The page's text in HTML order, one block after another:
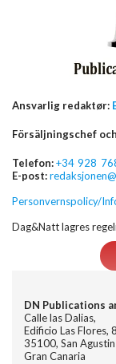
Ansvarlig redaktør:
Försäljningschef
Telefon:+34 928
E-post:
Personvernspolicy/
Dag&Natt lagres
DN Publications
Calle las Dalias,
Edificio Las Flores,
35100, San Agustin
Gran Canaria